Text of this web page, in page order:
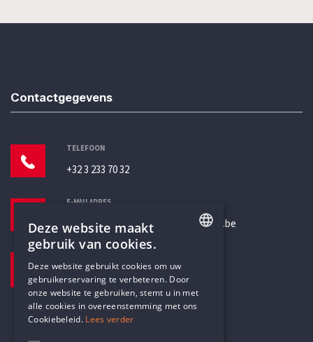
Contactgegevens
TELEFOON
+32 3 233 70 32
E-MAILADRES
secretariaat@humanistischverbond.be
Pottenbrug 4
Antwerpen, 2000
DUTCH
Deze website maakt
gebruik van cookies.
Deze website gebruikt cookies om uw
gebruikerservaring te verbeteren. Door
onze website te gebruiken, stemt u in met
alle cookies in overeenstemming met ons
Cookiebeleid. Lees verder